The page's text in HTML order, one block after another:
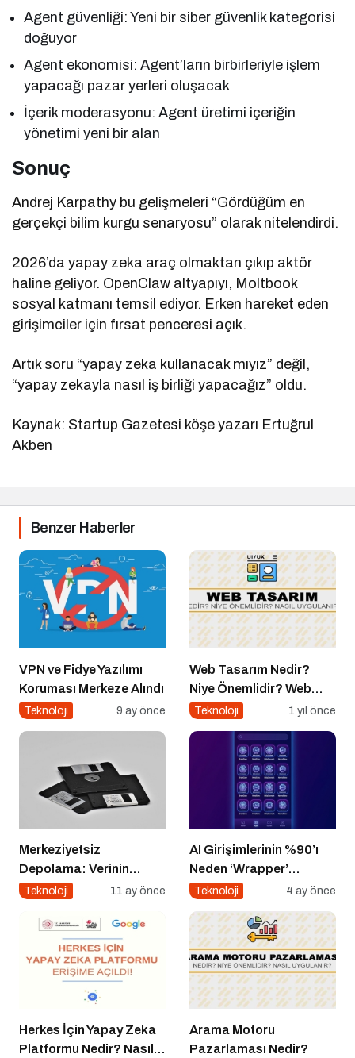
Agent güvenliği: Yeni bir siber güvenlik kategorisi
doğuyor
Agent ekonomisi: Agent’ların birbirleriyle işlem
yapacağı pazar yerleri oluşacak
İçerik moderasyonu: Agent üretimi içeriğin
yönetimi yeni bir alan
Sonuç
Andrej Karpathy bu gelişmeleri “Gördüğüm en
gerçekçi bilim kurgu senaryosu” olarak nitelendirdi.
2026’da yapay zeka araç olmaktan çıkıp aktör
haline geliyor. OpenClaw altyapıyı, Moltbook
sosyal katmanı temsil ediyor. Erken hareket eden
girişimciler için fırsat penceresi açık.
Artık soru “yapay zeka kullanacak mıyız” değil,
“yapay zekayla nasıl iş birliği yapacağız” oldu.
Kaynak: Startup Gazetesi köşe yazarı Ertuğrul
Akben
Benzer Haberler
VPN ve Fidye Yazılımı
Koruması Merkeze Alındı
Teknoloji 9 ay önce
Web Tasarım Nedir?
Niye Önemlidir? Web
Tasarım Nasıl Yapılır?
Teknoloji 1 yıl önce
Merkeziyetsiz
Depolama: Verinin
Geleceği Web3 ile
Teknoloji 11 ay önce
AI Girişimlerinin %90’ı
Neden ‘Wrapper’
Kalıyor?
Teknoloji 4 ay önce
Herkes İçin Yapay Zeka
Platformu Nedir? Nasıl
Arama Motoru
Pazarlaması Nedir?